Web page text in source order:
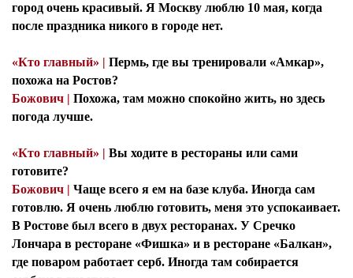
город очень красивый. Я Москву люблю 10 мая, когда
после праздника никого в городе нет.
«Кто главный» | Пермь, где вы тренировали «Амкар»,
похожа на Ростов?
Божович | Похожа, там можно спокойно жить, но здесь
погода лучше.
«Кто главный» | Вы ходите в рестораны или сами
готовите?
Божович | Чаще всего я ем на базе клуба. Иногда сам
готовлю. Я очень люблю готовить, меня это успокаивает.
В Ростове был всего в двух ресторанах. У Сречко
Лончара в ресторане «Фишка» и в ресторане «Балкан»,
где поваром работает серб. Иногда там собирается